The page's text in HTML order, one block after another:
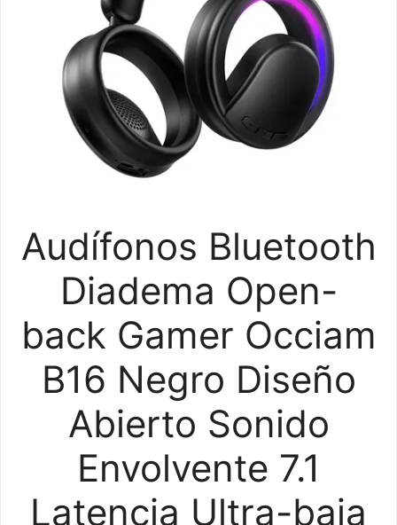
Audífonos Bluetooth
Diadema Open-
back Gamer Occiam
B16 Negro Diseño
Abierto Sonido
Envolvente 7.1
Latencia Ultra-baja